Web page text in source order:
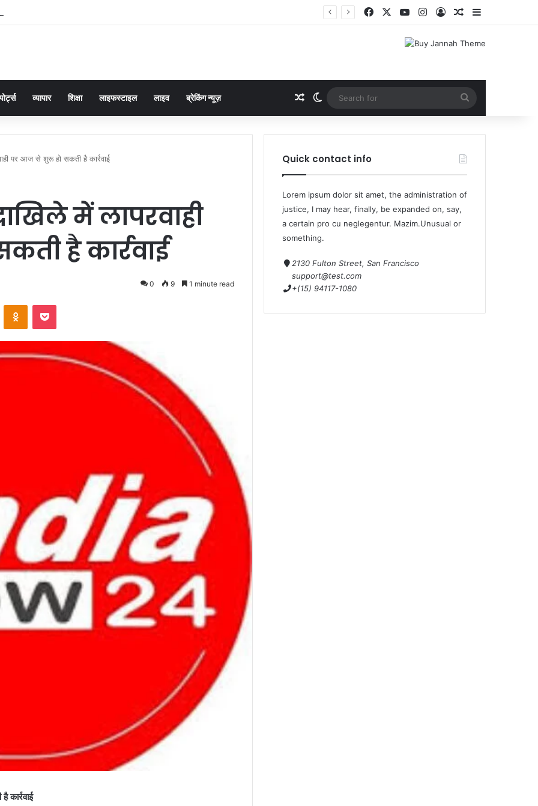
बालिका फुटबॉल टीम के लिए जिला स्तरीय ट्रायल संपन्न, पांच खिलाड़ी मंडलीय चयन के लिए चयनित
व्यापार शिक्षा लाइफस्टाइल लाइव ब्रेकिंग न्यूज़
पर आज से शुरू हो सकती है कार्रवाई
में लापरवाही
है कार्रवाई
0 9 1 minute read
Quick contact info
Lorem ipsum dolor sit amet, the administration of
justice, I may hear, finally, be expanded on, say,
a certain pro cu neglegentur. Mazim.Unusual or
something.
2130 Fulton Street, San Francisco
support@test.com
+(15) 94117-1080